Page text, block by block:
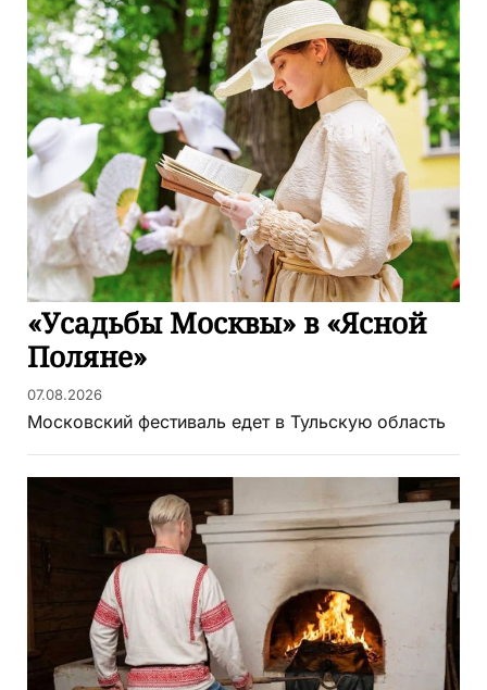
«Усадьбы Москвы» в «Ясной
Поляне»
07.08.2026
Московский фестиваль едет в Тульскую область